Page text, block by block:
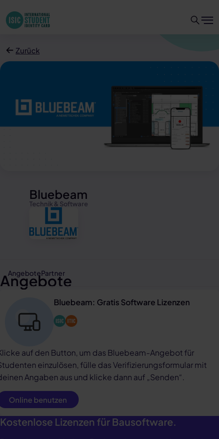
Zurück
Technik & Software
Bluebeam
AngebotePartner
Angebote
Bluebeam: Gratis Software Lizenzen
auf den Button, um das Bluebeam-Angebot für
einzulösen, fülle das Verifizierungsformular mit
Angaben aus und klicke dann auf „Senden“.
Online benutzen
Kostenlose Lizenzen für Bausoftware.